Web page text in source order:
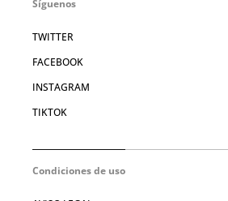
Síguenos
TWITTER
FACEBOOK
INSTAGRAM
TIKTOK
Condiciones de uso